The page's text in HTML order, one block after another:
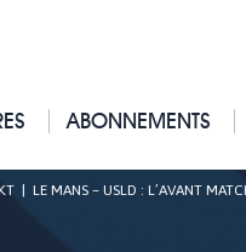
ABONNEMENTS
LE MANS – USLD : L’AVANT